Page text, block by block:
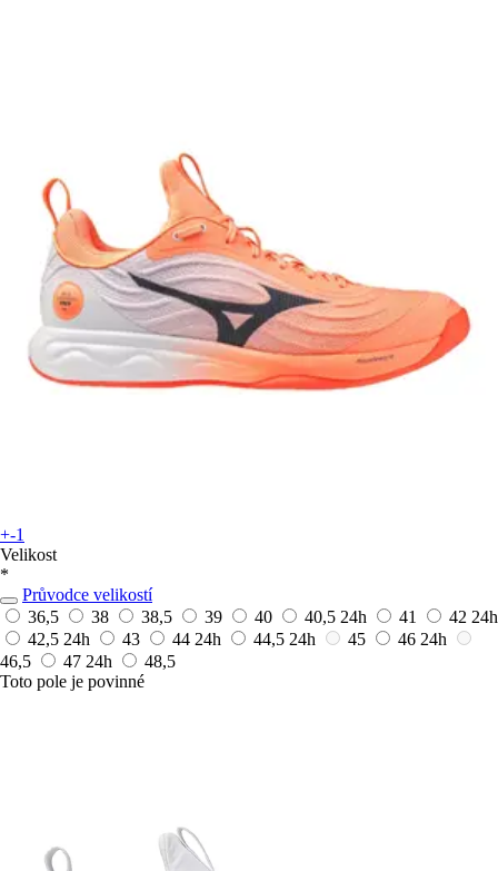
+-1
Velikost
*
Průvodce velikostí
36,5
38 38,5 39 40 40,5 24h 41 42 24h
42,5 24h 43 44 24h 44,5 24h 45 46 24h
46,5
47 24h
48,5
Toto pole je povinné